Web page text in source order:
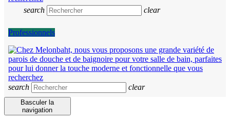
search clear
Professionnels
search clear
Basculer la
navigation